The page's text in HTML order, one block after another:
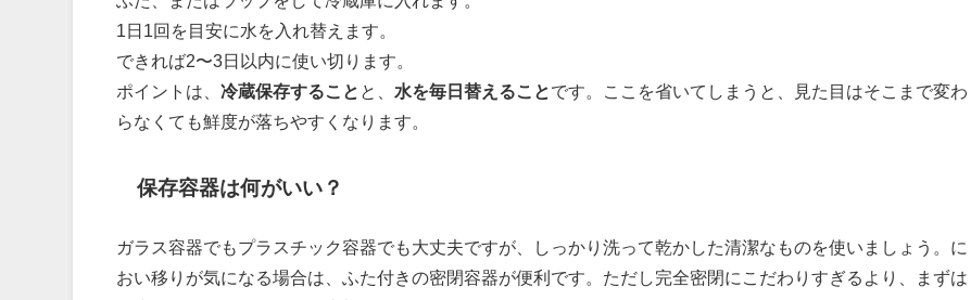
1日1回を目安に水を入れ替えます。
できれば2〜3日以内に使い切ります。
ポイントは、冷蔵保存すること と、 水を毎日替えることです。ここを省いてしまうと、見た目はそこまで変わ
らなくても鮮度が落ちやすくなります。
保存容器は何がいい？
ガラス容器でもプラスチック容器でも大丈夫ですが、しっかり洗って乾かした清潔なものを使いましょう。に
おい移りが気になる場合は、ふた付きの密閉容器が便利です。ただし完全密閉にこだわりすぎるより、まずは